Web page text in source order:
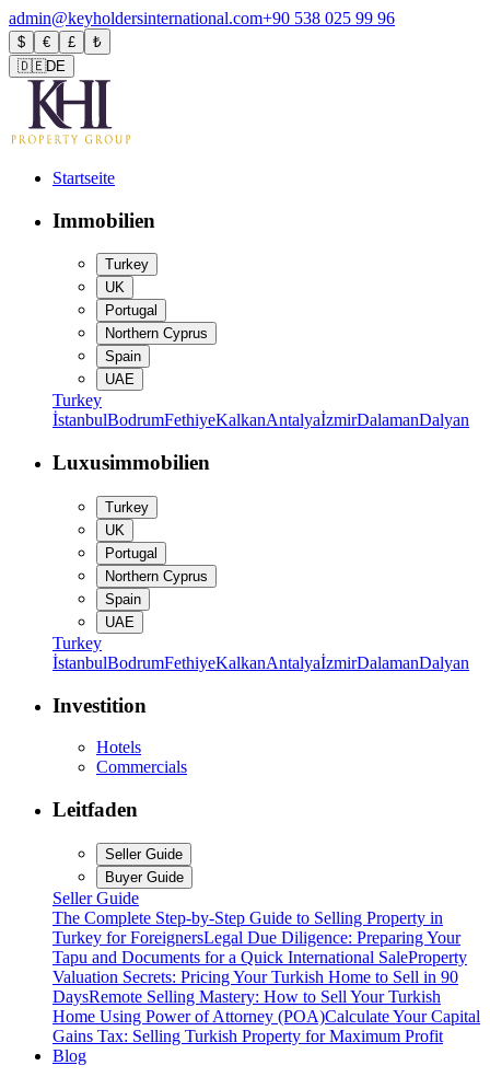
admin@keyholdersinternational.com+90 538 025 99 96
$ € £
₺
🇩🇪DE
Startseite
Immobilien
Turkey
UK
Portugal
Northern Cyprus
Spain
UAE
Turkey
İstanbulBodrumFethiyeKalkanAntalyaİzmirDalamanDalyan
Luxusimmobilien
Turkey
UK
Portugal
Northern Cyprus
Spain
UAE
Turkey
İstanbulBodrumFethiyeKalkanAntalyaİzmirDalamanDalyan
Investition
Hotels
Commercials
Leitfaden
Seller Guide
Buyer Guide
Seller Guide
The Complete Step-by-Step Guide to Selling Property in
Turkey for ForeignersLegal Due Diligence: Preparing Your
Tapu and Documents for a Quick International SaleProperty
Valuation Secrets: Pricing Your Turkish Home to Sell in 90
DaysRemote Selling Mastery: How to Sell Your Turkish
Home Using Power of Attorney (POA)Calculate Your Capital
Gains Tax: Selling Turkish Property for Maximum Profit
Blog